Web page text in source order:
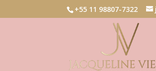
+55 11 98807-7322